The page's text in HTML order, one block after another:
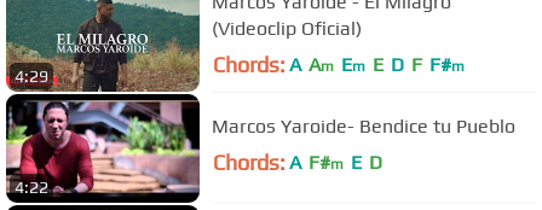
4:29
(Videoclip Oficial)
Chords: A Am Em E D F F#m
4:22
Marcos Yaroide- Bendice tu Pueblo
Chords: A F#m E D